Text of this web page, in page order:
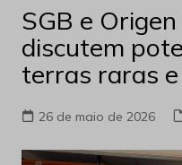
SGB e
discutem
terras raras
26 de maio de 2026